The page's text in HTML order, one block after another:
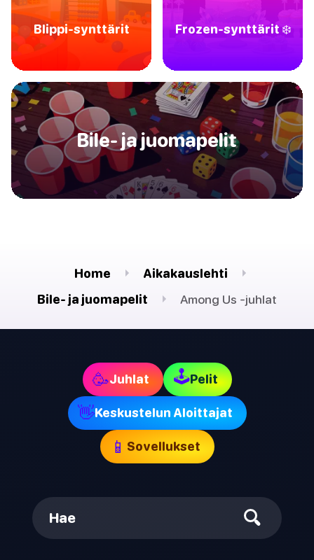
Blippi-synttärit Frozen-synttärit ❄️
Bile- ja juomapelit
Home
Aikakauslehti
Bile- ja juomapelit
Among Us -juhlat
🥳Juhlat 🕹Pelit
👋Keskustelun Aloittajat
📱 Sovellukset
Hae